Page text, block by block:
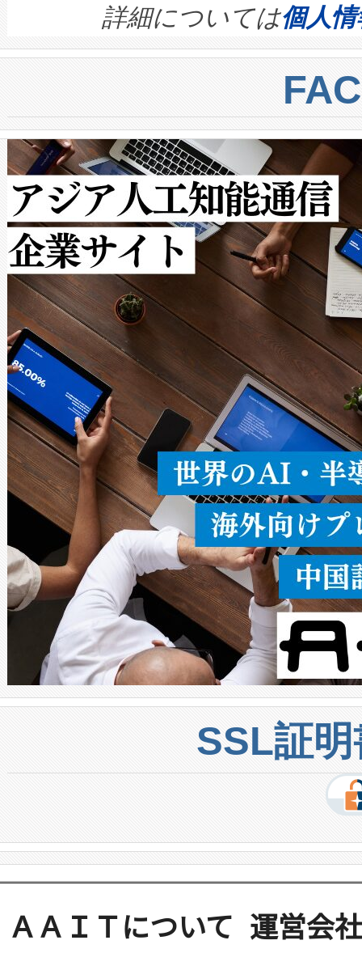
quality and reliability for AI
BESS stack to ensure battery
centers. Voltaiqは、ai&のAI
からシステム統合、試運転、
クルの各段階のデータを監視
[…]
す。ノーマルモードでは、
ートル先まで検出でき、これ
トに対して約600メートルに
では、反射率10％のターゲッ
で向上し、最大検知距離は
ットだけで最大1キロメート
ルの変電所周囲を監視でき、
作業と点群処理を簡素化でき
Avia 2は、2種類のFOVオプシ
× 80°のノーマルモード、長
ードを切り替えて使用するこ
ることなく、単一のデバイス
うにします。遠距離まで届く
密度なスキャ […]
詳細については個人
SSL証
ＡＡＩＴについて 運営会社